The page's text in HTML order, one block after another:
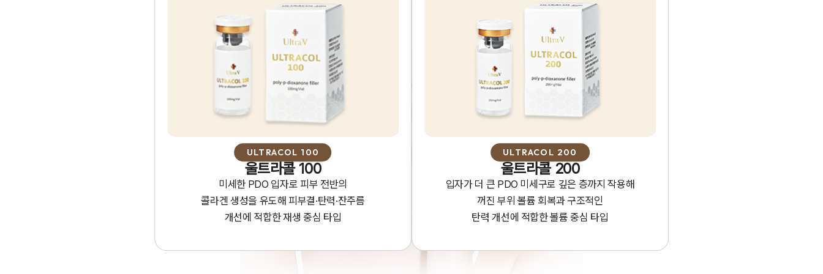
ULTRACOL 100
울트라콜 100
미세한 PDO 입자로 피부 전반의
콜라겐 생성을 유도해 피부결·탄력·잔주름
개선에 적합한 재생 중심 타입
ULTRACOL 200
울트라콜 200
입자가 더 큰 PDO 미세구로 깊은 층까지 작용해
꺼진 부위 볼륨 회복과 구조적인
탄력 개선에 적합한 볼륨 중심 타입